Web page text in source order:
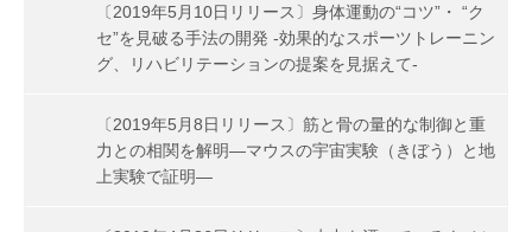
〔2019年5月10日リリース〕身体運動の“コツ”・ “ク
セ”を見破る手法の開発 -効果的なスポーツトレーニン
グ、リハビリテーションの提案を見据えて-
〔2019年5月8日リリース〕筋と骨の量的な制御と重
力との相関を解明―マウスの宇宙実験（きぼう）と地
上実験で証明―